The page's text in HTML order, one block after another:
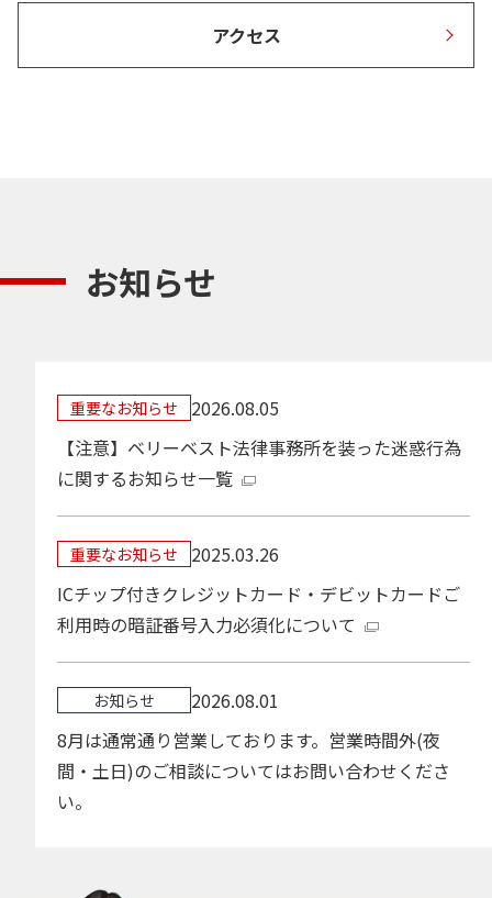
アクセス
お知らせ
重要なお知らせ
2026.08.05
【注意】ベリーベスト法律事務所を装った迷惑行為
に関するお知らせ一覧
重要なお知らせ
2025.03.26
ICチップ付きクレジットカード・デビットカードご
利用時の暗証番号入力必須化について
お知らせ
2026.08.01
8月は通常通り営業しております。営業時間外(夜
間・土日)のご相談についてはお問い合わせくださ
い。